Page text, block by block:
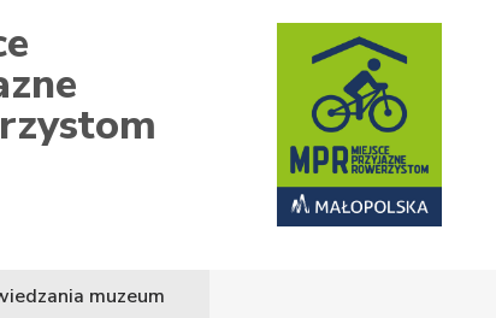
muzeum